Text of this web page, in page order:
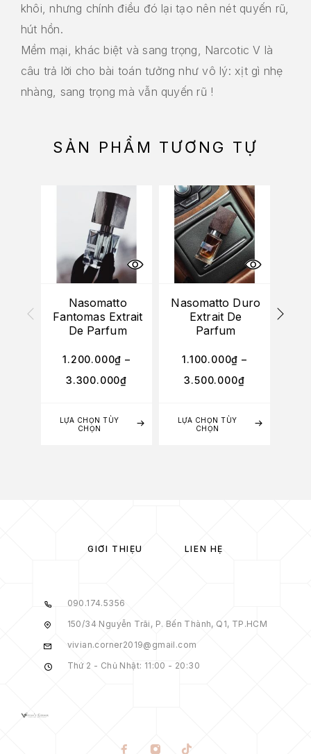
khôi, nhưng chính điều đó lại tạo nên nét quyến rũ,
hút hồn.
Mềm mại, khác biệt và sang trọng, Narcotic V là
câu trả lời cho bài toán tưởng như vô lý: xịt gì nhẹ
nhàng, sang trọng mà vẫn quyến rũ !
SẢN PHẨM TƯƠNG TỰ
LỰA CHỌN TÙY
CHỌN
Nasomatto
Fantomas Extrait
De Parfum
1.200.000₫ –
3.300.000₫
LỰA CHỌN TÙY
CHỌN
Nasomatto Duro
Extrait De
Parfum
1.100.000₫ –
3.500.000₫
GIỚI THIỆU LIÊN HỆ
090.174.5356
150/34 Nguyễn Trãi, P. Bến Thành, Q1, TP.HCM
vivian.corner2019@gmail.com
Thứ 2 - Chủ Nhật: 11:00 - 20:30